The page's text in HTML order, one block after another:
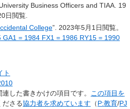
Business Officers and TIAA. 19
日閲覧.
College”. 2023年5月1日閲覧。
= 1984 FX1 = 1986 RY15 = 1990
ト
連した書きかけの項目 です。
この項目を
ださる協力者を求めています （P:教育/PJ